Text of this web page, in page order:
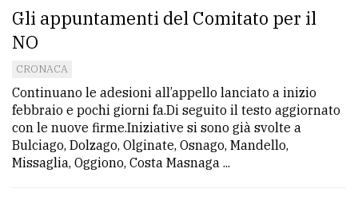
Gli appuntamenti del Comitato per il
NO
CRONACA
Continuano le adesioni all’appello lanciato a inizio
febbraio e pochi giorni fa.Di seguito il testo aggiornato
con le nuove firme.Iniziative si sono già svolte a
Bulciago, Dolzago, Olginate, Osnago, Mandello,
Missaglia, Oggiono, Costa Masnaga ...